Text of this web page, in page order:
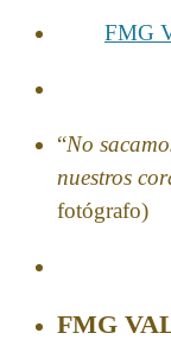
FMG
“No
nuestros
fotógrafo)
FMG